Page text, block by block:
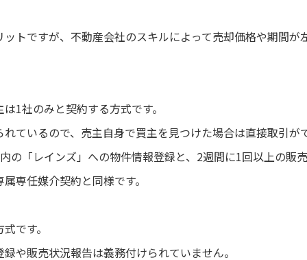
トですが、不動産会社のスキルによって売却価格や期間が
1社のみと契約する方式です。
ているので、売主自身で買主を見つけた場合は直接取引が
の「レインズ」への物件情報登録と、2週間に1回以上の販売
専任媒介契約と同様です。
です。
録や販売状況報告は義務付けられていません。